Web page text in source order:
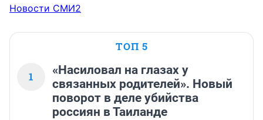
Новости СМИ2
ТОП 5
1
«Насиловал на глазах у
связанных родителей». Новый
поворот в деле убийства
россиян в Таиланде